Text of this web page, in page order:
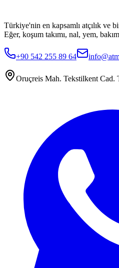
Türkiye'nin en kapsamlı atçılık ve
Eğer, koşum takımı, nal, yem,
+90 542 255 89 64
Oruçreis Mah. Tekstilkent Cad.